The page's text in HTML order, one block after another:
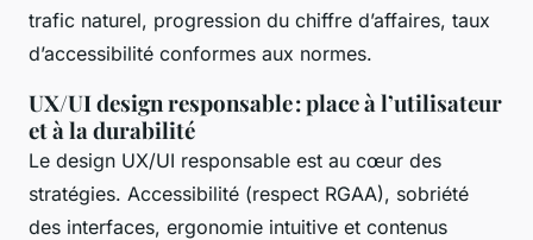
trafic naturel, progression du chiffre d’affaires, taux
d’accessibilité conformes aux normes.
UX/UI design responsable : place à l’utilisateur
et à la durabilité
Le design UX/UI responsable est au cœur des
stratégies. Accessibilité (respect RGAA), sobriété
des interfaces, ergonomie intuitive et contenus